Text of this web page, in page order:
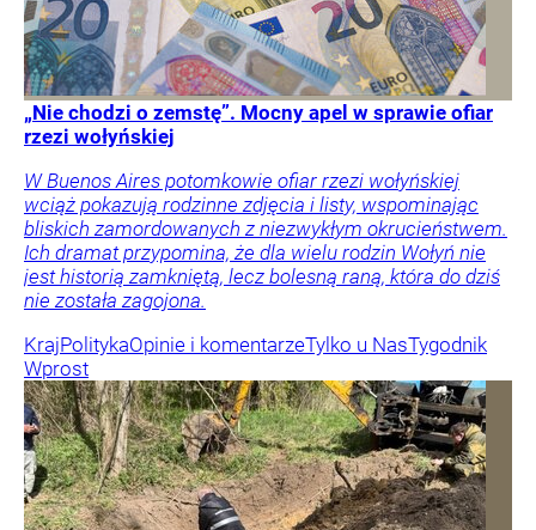
„Nie chodzi o zemstę”. Mocny apel w sprawie ofiar
rzezi wołyńskiej
W Buenos Aires potomkowie ofiar rzezi wołyńskiej
wciąż pokazują rodzinne zdjęcia i listy, wspominając
bliskich zamordowanych z niezwykłym okrucieństwem.
Ich dramat przypomina, że dla wielu rodzin Wołyń nie
jest historią zamkniętą, lecz bolesną raną, która do dziś
nie została zagojona.
KrajPolitykaOpinie i komentarzeTylko u NasTygodnik
Wprost